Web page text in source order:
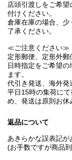
店頭引渡しをご希
付けください。
倉庫在庫の場合、
了承ください。
≪ご注意ください≫
定形郵便、定形外郵
日時指定をご希望
ます。
代引き発送、海外発
平日15時の集荷に
め、発送は原則お休
返品について
あきらかな誤表記が
(お手数ですが商品